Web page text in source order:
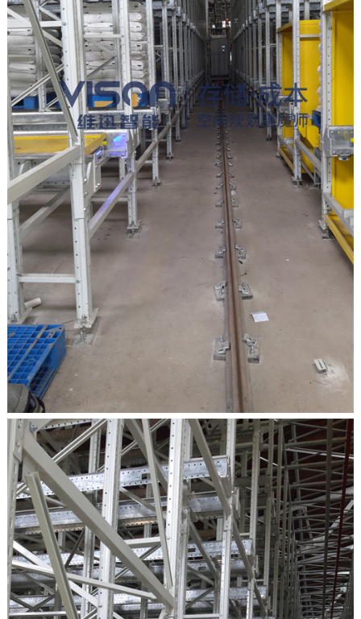
我想了解一下货架